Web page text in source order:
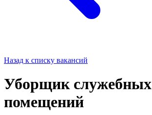
Назад к списку вакансий
Уборщик служебных
помещений